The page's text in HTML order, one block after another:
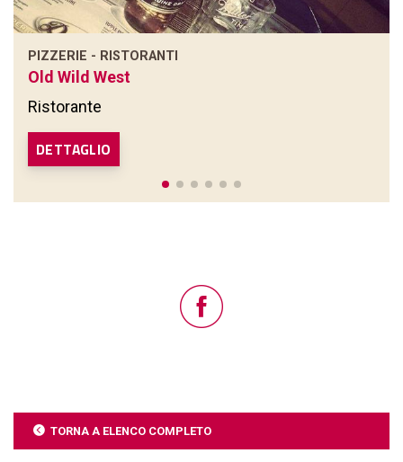
PIZZERIE - RISTORANTI
Old Wild West
Ristorante
DETTAGLIO
TORNA A ELENCO COMPLETO